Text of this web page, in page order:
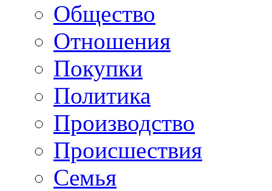
Общество
Отношения
Покупки
Политика
Производство
Происшествия
Семья